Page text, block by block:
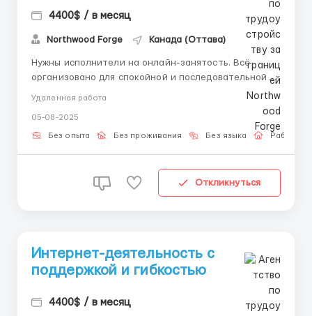
4400$ / в месяц
Northwood Forge Канада (Оттава)
Нужны исполнители на онлайн-занятость. Всё
организовано для спокойной и последовательной
работы из дома. Что вы получите: • Доступ без
включение с пошаговыми пояснениями •
Возможность регулировать загрузку • Готовые
Удаленная работа
05-08-2025
Без опыта Без проживания Без языка Работа
Откликнуться
Интернет-деятельность с
поддержкой и гибкостью
4400$ / в месяц